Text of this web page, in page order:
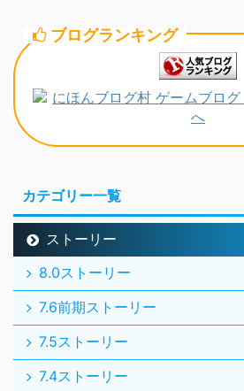
ブログランキング
カテゴリー一覧
ストーリー
8.0ストーリー
7.6前期ストーリー
7.5ストーリー
7.4ストーリー